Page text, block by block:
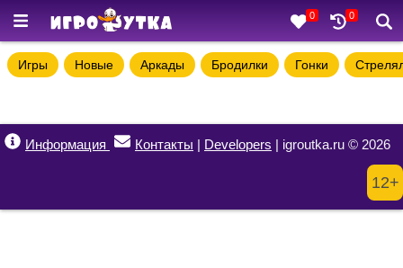
0 0
Игры Новые Аркады Бродилки Гонки
Информация Контакты | Developers | igroutka.ru © 2026
12+